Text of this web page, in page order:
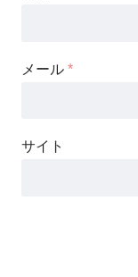
メール *
サイト